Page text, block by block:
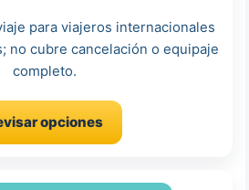
para viajeros internacionales
no cubre cancelación o equipaje
completo.
opciones